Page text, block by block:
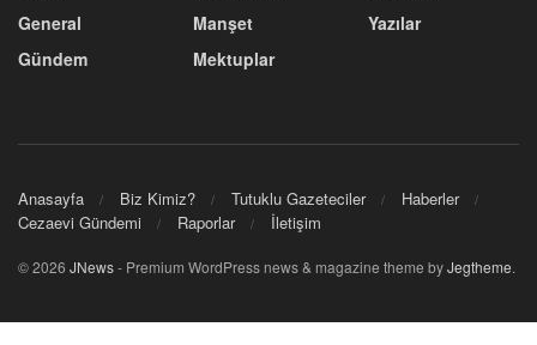
General
Gündem
Manşet
Mektuplar
Yazılar
Anasayfa Biz Kimiz? Tutuklu Gazeteciler
Haberler
Cezaevi Gündemi
Raporlar İletişim
© 2026 JNews- Premium WordPress news & magazine theme byJegtheme.